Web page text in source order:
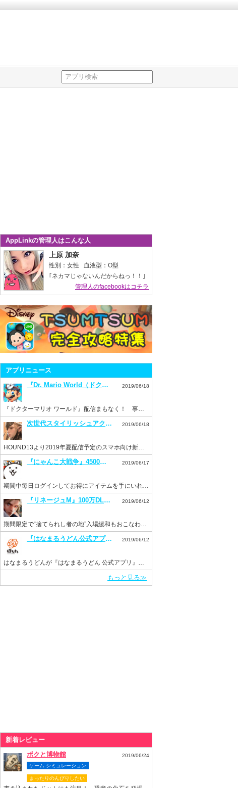
AppLinkの管理人はこんな人
上原 加奈
性別：女性 血液型：O型
｢ネカマじゃないんだからねっ！！｣
管理人のfacebookはコチラ
アプリニュース
『Dr. Mario World（ドクターマリオ ワールド）』7月10日配信決定！事前登録もスタート！
2019/06/18
『ドクターマリオ ワールド』配信まもなく！ 事前登録を済ませておこう！
次世代スタイリッシュアクション『ハンドレッドソウル』事前登録スタート！ 2019/06/18
HOUND13より2019年夏配信予定のスマホ向け新作ゲーム『ハンドレッドソウル』事前登録開始
『にゃんこ大戦争』4500万DL突破記念イベントを開催。毎日ログインでネコカン20個もらえる！ 2019/06/17
期間中毎日ログインしてお得にアイテムを手にいれよう！
『リネージュM』100万DL突破を記念して“ドラゴンのサファイア”などを配布。新イベント“Versus”も開催！ 2019/06/12
期間限定で“捨てられし者の地”入場緩和もおこなわれる。
『はなまるうどん公式アプリ』がリニューアルして6月11日より配信開始！ 2019/06/12
はなまるうどんが『はなまるうどん 公式アプリ』をInsight Coreで開発
もっと見る≫
新着レビュー
ボクと博物館
2019/06/24
ゲーム-シミュレーション
まったりのんびりしたい